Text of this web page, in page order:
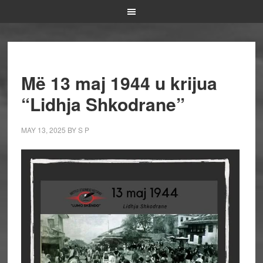
Më 13 maj 1944 u krijua
“Lidhja Shkodrane”
MAY 13, 2025 BYS P